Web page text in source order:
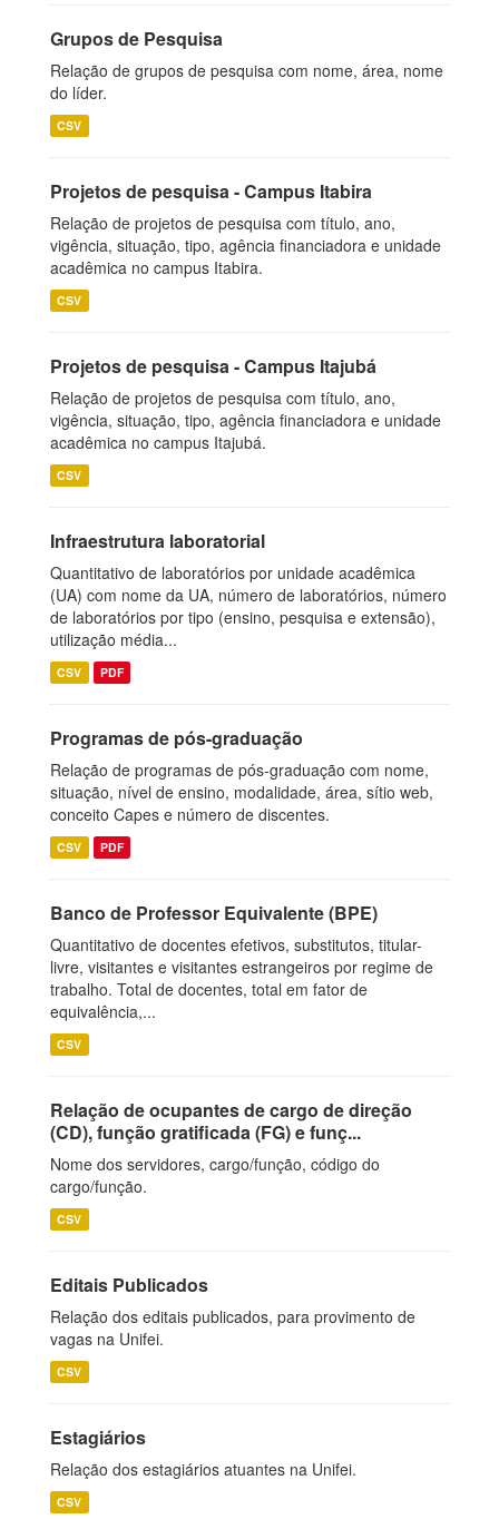
Grupos de Pesquisa
Relação de grupos de pesquisa com nome, área, nome
do líder.
CSV
Projetos de pesquisa - Campus Itabira
Relação de projetos de pesquisa com título, ano,
vigência, situação, tipo, agência financiadora e unidade
acadêmica no campus Itabira.
CSV
Projetos de pesquisa - Campus Itajubá
Relação de projetos de pesquisa com título, ano,
vigência, situação, tipo, agência financiadora e unidade
acadêmica no campus Itajubá.
CSV
Infraestrutura laboratorial
Quantitativo de laboratórios por unidade acadêmica
(UA) com nome da UA, número de laboratórios, número
de laboratórios por tipo (ensino, pesquisa e extensão),
utilização média...
CSV PDF
Programas de pós-graduação
Relação de programas de pós-graduação com nome,
situação, nível de ensino, modalidade, área, sítio web,
conceito Capes e número de discentes.
CSV PDF
Banco de Professor Equivalente (BPE)
Quantitativo de docentes efetivos, substitutos, titular-
livre, visitantes e visitantes estrangeiros por regime de
trabalho. Total de docentes, total em fator de
equivalência,...
CSV
Relação de ocupantes de cargo de direção
(CD), função gratificada (FG) e funç...
Nome dos servidores, cargo/função, código do
cargo/função.
CSV
Editais Publicados
Relação dos editais publicados, para provimento de
vagas na Unifei.
CSV
Estagiários
Relação dos estagiários atuantes na Unifei.
CSV